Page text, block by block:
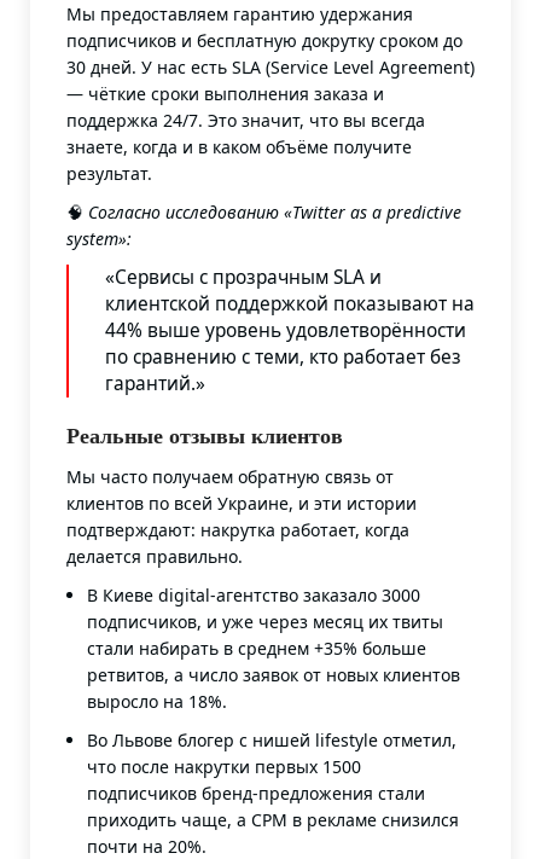
Мы предоставляем гарантию удержания
подписчиков и бесплатную докрутку сроком до
30 дней. У нас есть SLA (Service Level Agreement)
— чёткие сроки выполнения заказа и
поддержка 24/7. Это значит, что вы всегда
знаете, когда и в каком объёме получите
результат.
🧠 Согласно исследованию «Twitter as a predictive
system»:
«Сервисы с прозрачным SLA и
клиентской поддержкой показывают на
44% выше уровень удовлетворённости
по сравнению с теми, кто работает без
гарантий.»
Реальные отзывы клиентов
Мы часто получаем обратную связь от
клиентов по всей Украине, и эти истории
подтверждают: накрутка работает, когда
делается правильно.
В Киеве digital-агентство заказало 3000
подписчиков, и уже через месяц их твиты
стали набирать в среднем +35% больше
ретвитов, а число заявок от новых клиентов
выросло на 18%.
Во Львове блогер с нишей lifestyle отметил,
что после накрутки первых 1500
подписчиков бренд-предложения стали
приходить чаще, а CPM в рекламе снизился
почти на 20%.